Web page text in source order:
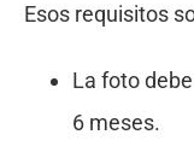
Esos requisitos
La foto
6 meses.